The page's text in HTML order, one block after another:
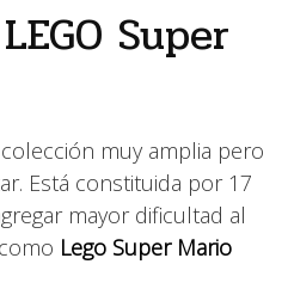
Super
muy amplia pero
Está constituida por 17
mayor dificultad al
Lego Super Mario